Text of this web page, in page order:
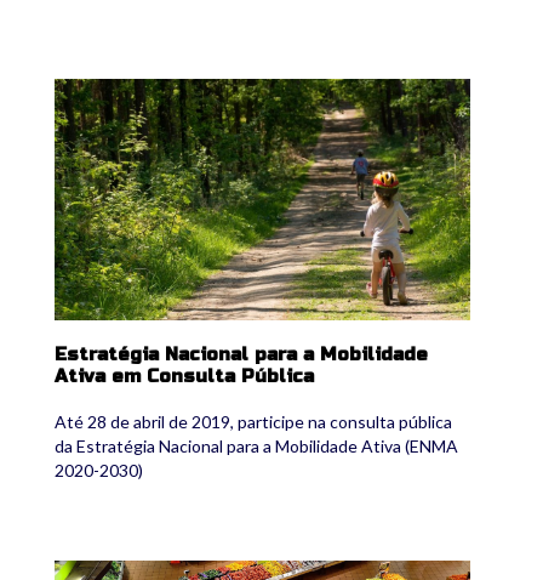
enma.jpg
Estratégia Nacional para a Mobilidade
Ativa em Consulta Pública
Até 28 de abril de 2019, participe na consulta pública
da Estratégia Nacional para a Mobilidade Ativa (ENMA
2020-2030)
economiacircular.jpg